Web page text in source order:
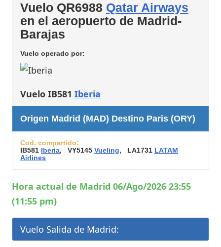
Vuelo QR6988 Qatar Airways
en el aeropuerto de Madrid-
Barajas
Vuelo operado por:
Vuelo IB581 Iberia
Origen Madrid (MAD) Destino Paris (ORY)
Cod. compartido:
IB581 Iberia, VY5145 Vueling, LA1731 LATAM
Airlines
Hora actual de Madrid 06/Ago/2026 23:55
(11:55 pm)
Vuelo Salida de Madrid: